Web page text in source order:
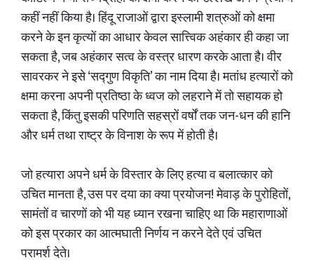
कहीं नहीं किया है। हिंदू राजाओं द्वारा इस्लामी शत्रुओं को क्षमा
करने के इन कृत्यों का आधार केवल सात्त्विक अहंकार ही कहा जा
सकता है, जब अहंकार सत्व के वस्त्र धारण करके आता है। वीर
सावरकर ने इसे ‘सद्गुण विकृति’ का नाम दिया है। मतांध हत्यारों को
क्षमा करना अपनी प्रतिष्ठा के ध्वज को लहराने में तो सहायक हो
सकता है, किंतु इसकी परिणति सहस्रों वर्षों तक जन-धन की हानि
और धर्म तथा राष्ट्र के विनाश के रूप में होती है।
जो हत्यारा अपने धर्म के विस्तार के लिए हत्या व बलात्कार को
उचित मानता है, उस पर दया का क्या प्रयोजन! मेवाड़ के पुरोहितों,
सामंतों व चारणों को भी यह ध्यान रखना चाहिए था कि महाराणाओं
को इस प्रकार का आत्मघाती निर्णय न करने देते एवं उचित
परामर्श देते।